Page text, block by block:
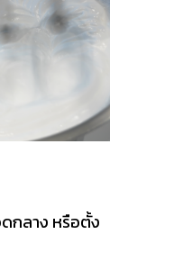
กลาง หรือตั้ง